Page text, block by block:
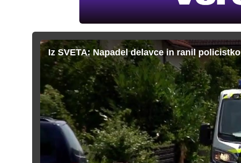
Iz SVETA: Napadel delavce in ranil policistko